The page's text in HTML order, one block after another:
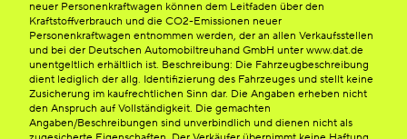
neuer Personenkraftwagen können dem Leitfaden über den
Kraftstoffverbrauch und die CO2-Emissionen neuer
Personenkraftwagen entnommen werden, der an allen Verkaufsstellen
und bei der Deutschen Automobiltreuhand GmbH unter www.dat.de
unentgeltlich erhältlich ist. Beschreibung: Die Fahrzeugbeschreibung
dient lediglich der allg. Identifizierung des Fahrzeuges und stellt keine
Zusicherung im kaufrechtlichen Sinn dar. Die Angaben erheben nicht
den Anspruch auf Vollständigkeit. Die gemachten
Angaben/Beschreibungen sind unverbindlich und dienen nicht als